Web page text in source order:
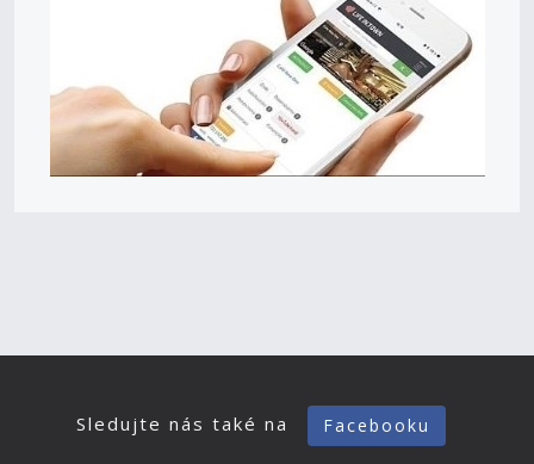
Sledujte nás také na Facebooku